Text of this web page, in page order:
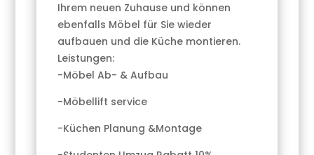
Ihrem neuen Zuhause und können
ebenfalls Möbel für Sie wieder
aufbauen und die Küche montieren.
Leistungen:
-Möbel Ab- & Aufbau
-Möbellift service
-Küchen Planung &Montage